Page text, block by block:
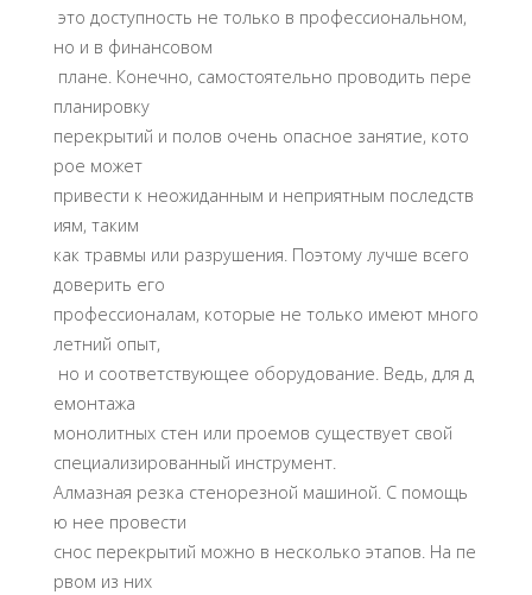
это доступность не только в профессиональном,
но и в финансовом
плане. Конечно, самостоятельно проводить пере
планировку
перекрытий и полов очень опасное занятие, кото
рое может
привести к неожиданным и неприятным последств
иям, таким
как травмы или разрушения. Поэтому лучше всего
доверить его
профессионалам, которые не только имеют много
летний опыт,
но и соответствующее оборудование. Ведь, для д
емонтажа
монолитных стен или проемов существует свой
специализированный инструмент.
Алмазная резка стенорезной машиной. С помощь
ю нее провести
снос перекрытий можно в несколько этапов. На пе
рвом из них